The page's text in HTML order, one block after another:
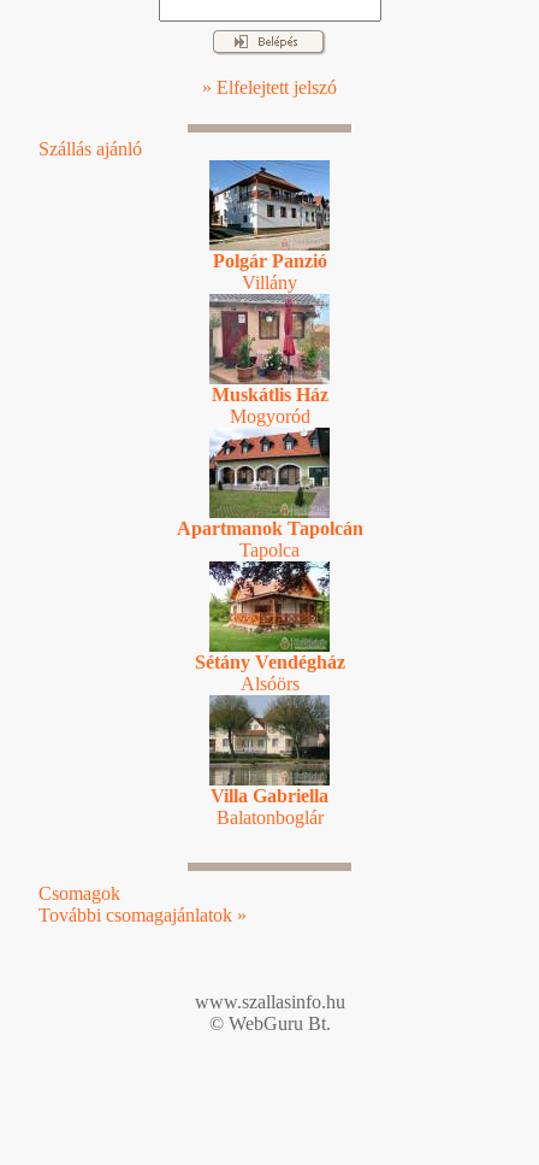
» Elfelejtett jelszó
Szállás ajánló
Polgár Panzió
Villány
Muskátlis Ház
Mogyoród
Apartmanok Tapolcán
Tapolca
Sétány Vendégház
Alsóörs
Villa Gabriella
Balatonboglár
Csomagok
További csomagajánlatok »
www.szallasinfo.hu
© WebGuru Bt.